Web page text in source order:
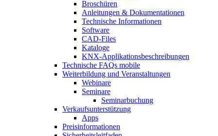
Broschüren
Anleitungen & Dokumentationen
Technische Informationen
Software
CAD-Files
Kataloge
KNX-Applikationsbeschreibungen
Technische FAQs mobile
Weiterbildung und Veranstaltungen
Webinare
Seminare
Seminarbuchung
Verkaufsunterstützung
Apps
Preisinformationen